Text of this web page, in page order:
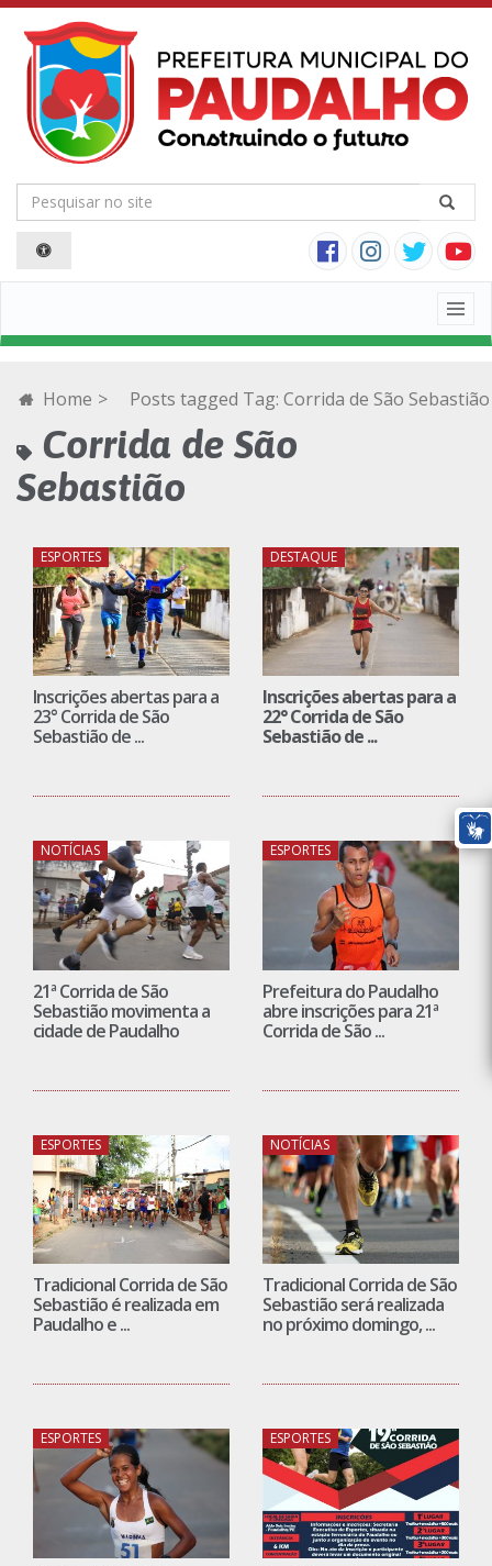
Home > Posts tagged Tag: Corrida de São Sebastião
Corrida de São
Sebastião
ESPORTES
Inscrições abertas para a
23° Corrida de São
Sebastião de ...
DESTAQUE
Inscrições abertas para a
22° Corrida de São
Sebastião de ...
NOTÍCIAS
21ª Corrida de São
Sebastião movimenta a
cidade de Paudalho
ESPORTES
Prefeitura do Paudalho
abre inscrições para 21ª
Corrida de São ...
ESPORTES
Tradicional Corrida de São
Sebastião é realizada em
Paudalho e ...
NOTÍCIAS
Tradicional Corrida de São
Sebastião será realizada
no próximo domingo, ...
ESPORTES ESPORTES